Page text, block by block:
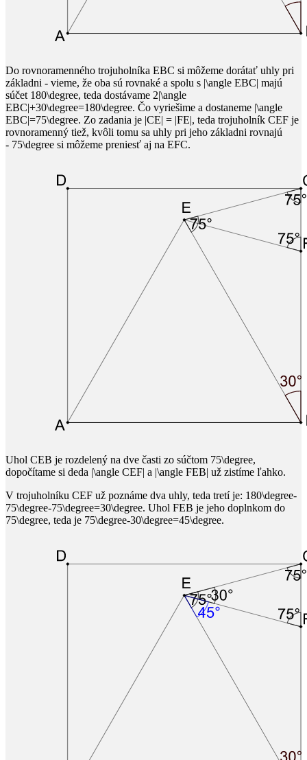
Do rovnoramenného trojuholníka EBC ​ si môžeme dorátať uhly pri
základni - vieme, že oba sú rovnaké a spolu s |\angle EBC| ​ majú
súčet 180\degree​, teda dostávame 2|\angle
EBC|+30\degree=180\degree​. Čo vyriešime a dostaneme |\angle
EBC|=75\degree​. Zo zadania je |CE| = |FE|​, teda trojuholník CEF je
rovnoramenný tiež, kvôli tomu sa uhly pri jeho základni rovnajú
- 75\degree si môžeme preniesť aj na EFC​.
Uhol CEB ​ je rozdelený na dve časti zo súčtom 75\degree​,
dopočítame si deda |\angle CEF| ​ a |\angle FEB| ​ už zistíme ľahko.
V trojuholníku CEF už poznáme dva uhly, teda tretí je: 180\degree-
75\degree-75\degree=30\degree​. Uhol FEB ​ je jeho doplnkom do
75\degree, teda je 75\degree-30\degree=45\degree​.